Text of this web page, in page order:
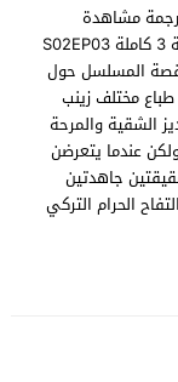
الحرام الموسم الثاني الحلقة 3 مترجمة مشاهدة
وتحميل مسلسل “التفاح الحرام” Yasak Elma حلقة 3 كاملة S02EP03
قصة المسلسل حول
مختلف زينب
الشقية والمرحة
عندما يتعرضن
جاهدتين
3 من مسلسل التفاح الحرام التركي